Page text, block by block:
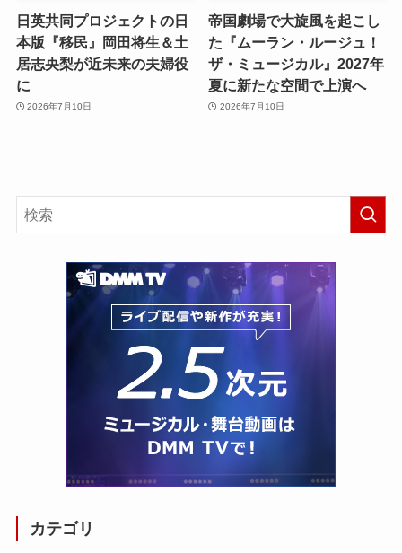
日英共同プロジェクトの日
本版『移民』岡田将生＆土
居志央梨が近未来の夫婦役
に
2026年7月10日
帝国劇場で大旋風を起こし
た『ムーラン・ルージュ！
ザ・ミュージカル』2027年
夏に新たな空間で上演へ
2026年7月10日
カテゴリ